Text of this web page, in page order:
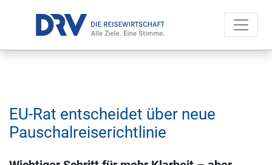
EU-Rat entscheidet über neue
Pauschalreiserichtlinie